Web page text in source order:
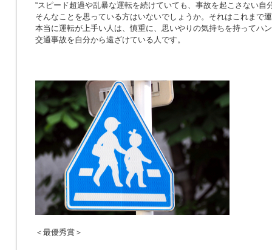
“スピード超過や乱暴な運転を続けていても、事故を起こさない自
そんなことを思っている方はいないでしょうか。それはこれまで
本当に運転が上手い人は、慎重に、思いやりの気持ちを持ってハ
交通事故を自分から遠ざけている人です。
＜最優秀賞＞